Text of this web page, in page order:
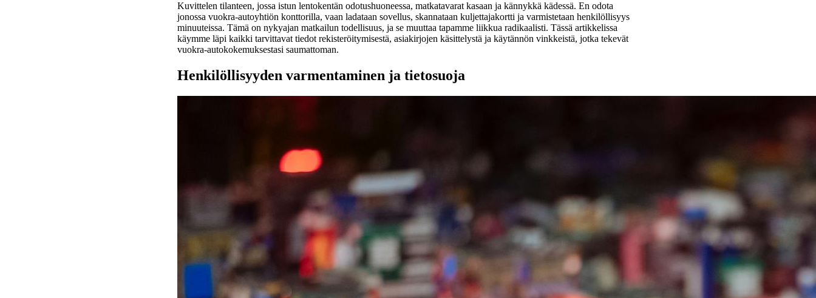
Kuvittelen tilanteen, jossa istun lentokentän odotushuoneessa, matkatavarat kasaan ja kännykkä kädessä. En odota
jonossa vuokra-autoyhtiön konttorilla, vaan ladataan sovellus, skannataan kuljettajakortti ja varmistetaan henkilöllisyys
minuuteissa. Tämä on nykyajan matkailun todellisuus, ja se muuttaa tapamme liikkua radikaalisti. Tässä artikkelissa
käymme läpi kaikki tarvittavat tiedot rekisteröitymisestä, asiakirjojen käsittelystä ja käytännön vinkkeistä, jotka tekevät
vuokra-autokokemuksestasi saumattoman.
Henkilöllisyyden varmentaminen ja tietosuoja